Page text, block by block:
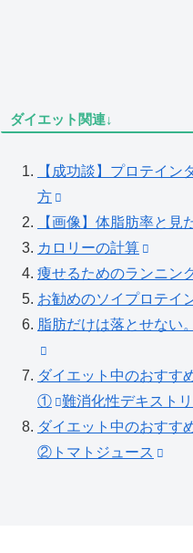
ダイエット関連↓
【成功談】プロテイン
方
【画像】体脂肪率と見
カロリーの計算
痩せるためのランニン
お勧めのソイプロテイ
脂肪だけは落とせない
ダイエット中のおすす
①
難消化性デキスト
ダイエット中のおすす
②トマトジュース